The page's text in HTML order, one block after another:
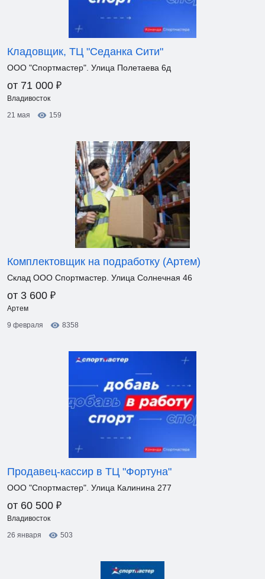
Кладовщик, ТЦ "Седанка Сити"
ООО "Спортмастер". Улица Полетаева 6д
от 71 000 ₽
Владивосток
21 мая
159
Комплектовщик на подработку (Артем)
Склад ООО Спортмастер. Улица Солнечная 46
от 3 600 ₽
Артем
9 февраля
8358
Продавец-кассир в ТЦ "Фортуна"
ООО "Спортмастер". Улица Калинина 277
от 60 500 ₽
Владивосток
26 января
503